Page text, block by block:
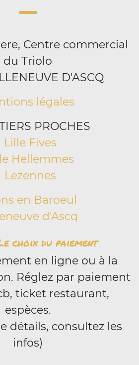
Centre commercial
du Triolo
D'ASCQ
légales
PROCHES
Lille Fives
Hellemmes
Lezennes
en Baroeul
d'Ascq
choix du paiement
en ligne ou à la
Réglez par paiement
ticket restaurant,
espèces.
détails, consultez les
infos)